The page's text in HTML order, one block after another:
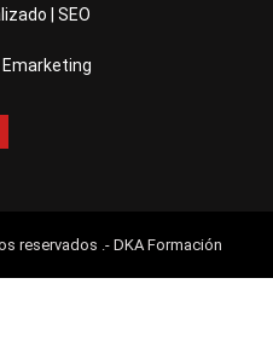
| SEO
reservados .- DKA Formación